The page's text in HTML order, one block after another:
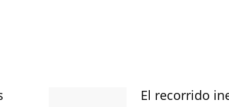
El recorrido